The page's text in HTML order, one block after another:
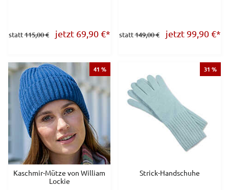
statt115,00 € jetzt 69,90€* statt149,00 € jetzt 99,90€*
41 %
Kaschmir-Mütze von William
Lockie
31 %
Strick-Handschuhe